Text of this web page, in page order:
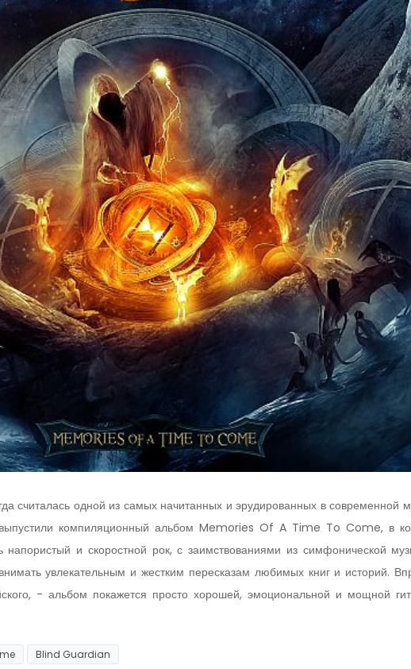
считалась одной из самых начитанных и эрудированных в современной
компиляционный альбом Memories Of A Time To Come, в
и скоростной рок, с заимствованиями из симфонической
увлекательным и жестким пересказам любимых книг и историй.
- альбом покажется просто хорошей, эмоциональной и мощной
Blind Guardian